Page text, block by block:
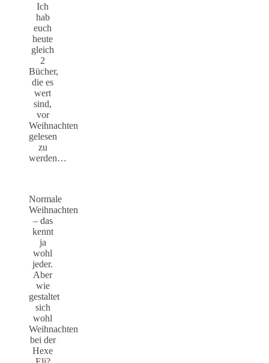
Ich
hab
euch
heute
gleich
2
Bücher,
die es
wert
sind,
vor
Weihnachten
gelesen
zu
werden…
Normale
Weihnachten
– das
kennt
ja
wohl
jeder.
Aber
wie
gestaltet
sich
wohl
Weihnachten
bei der
Hexe